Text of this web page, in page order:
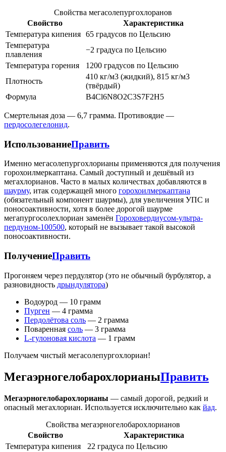
Свойства мегасолепургохлоранов
Свойство
Характеристика
Температура кипения 65 градусов по Цельсию
Температура
плавления
−2 градуса по Цельсию
Температура горения
1200 градусов по Цельсию
Плотность
410 кг/м3 (жидкий), 815 кг/м3
(твёрдый)
Формула
B4Cl6N8O2C3S7F2H5
Смертельная доза — 6,7 грамма. Противоядие —
пердосолегелонид.
ИспользованиеПравить
Именно мегасолепургохлорианы применяются для получения
горохоилмеркаптана. Самый доступный и дешёвый из
мегахлорианов. Часто в малых количествах добавляются в
шаурму, итак содержащей много горохоилмеркаптана
(обязательный компонент шаурмы), для увеличения УПС и
поносоактивности, хотя в более дорогой шаурме
мегапургосолехлориан заменён Гороховердиусом-ультра-
пердуном-100500, который не вызывает такой высокой
поносоактивности.
ПолучениеПравить
Прогоняем через пердулятор (это не обычный бурбулятор, а
разновидность дрындулятора)
Водоурод — 10 грамм
Пурген — 4 грамма
Пердолётова соль — 2 грамма
Поваренная соль — 3 грамма
L-гулоновая кислота — 1 грамм
Получаем чистый мегасолепургохлориан!
МегаэрногелобарохлорианыПравить
Мегаэрногелобарохлорианы — самый дорогой, редкий и
опасный мегахлориан. Используется исключительно как йад.
Свойства мегаэрногелобарохлорианов
Свойство
Характеристика
Температура кипения
22 градуса по Цельсию